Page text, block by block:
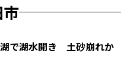
で湖水開き 土砂崩れか